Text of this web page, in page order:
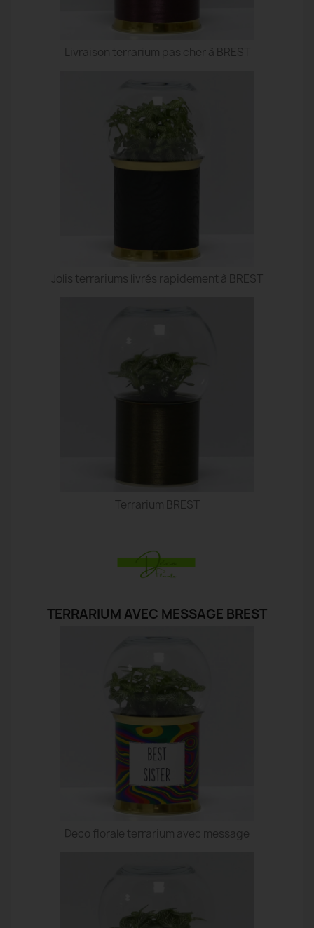
Livraison terrarium pas cher à BREST
Jolis terrariums livrés rapidement à BREST
Terrarium BREST
TERRARIUM AVEC MESSAGE BREST
Deco florale terrarium avec message